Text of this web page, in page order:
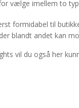
vælge imellem to
formidabel til
blandt andet kan
vil du også her